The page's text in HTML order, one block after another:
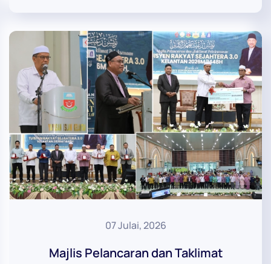
07 Julai, 2026
Majlis Pelancaran dan Taklimat